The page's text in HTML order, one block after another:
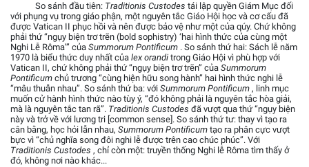
So sánh đầu tiên: Traditionis Custodes tái lập quyền Giám Mục đối
với phụng vụ trong giáo phận, một nguyên tắc Giáo Hội học và cơ cấu đã
được Vatican II phục hồi và nên được bảo vệ như một của qúy. Chứ không
phải thứ “ngụy biện trơ trẽn (bold sophistry) ‘hai hình thức của cùng một
Nghi Lễ Rôma’” của Summorum Pontificum . So sánh thứ hai: Sách lễ năm
1970 là biểu thức duy nhất của lex orandi trong Giáo Hội vì phù hợp với
Vatican II, chứ không phải thứ “ngụy biện trơ trẽn” của Summorum
Pontificum chủ trương “cùng hiện hữu song hành” hai hình thức nghi lễ
“mâu thuẫn nhau”. So sánh thứ ba: với Summorum Pontificum , linh mục
muốn cử hành hình thức nào tùy ý, “đó không phải là nguyên tắc hòa giải,
mà là nguyên tắc tan rã”. Traditionis Custodes đã vượt qua thứ “ngụy biện
này và trở về với lương tri [common sense]. So sánh thứ tư: thay vì tạo ra
cân bằng, học hỏi lẫn nhau, Summorum Pontificum tạo ra phân cực vượt
bực vì “chủ nghĩa song đôi nghi lễ được trên cao chúc phúc”. Với
Traditionis Custodes , chỉ còn một: truyền thống Nghi lễ Rôma tìm thấy ở
đó, không nơi nào khác...